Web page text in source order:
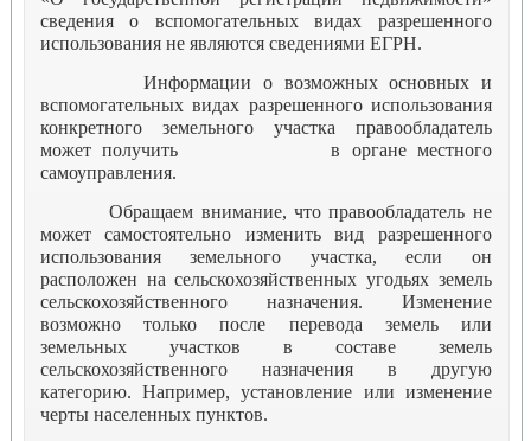
сведения о вспомогательных видах разрешенного
использования не являются сведениями ЕГРН.
Информации о возможных основных и
вспомогательных видах разрешенного использования
конкретного земельного участка правообладатель
может получить в органе местного
самоуправления.
Обращаем внимание, что правообладатель не
может самостоятельно изменить вид разрешенного
использования земельного участка, если он
расположен на сельскохозяйственных угодьях земель
сельскохозяйственного назначения. Изменение
возможно только после перевода земель или
земельных участков в составе земель
сельскохозяйственного назначения в другую
категорию. Например, установление или изменение
черты населенных пунктов.